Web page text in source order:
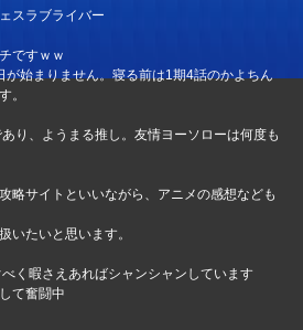
スラブライバー
ですｗｗ
が始まりません。寝る前は1期4話のかよちん
。
り、ようまる推し。友情ヨーソローは何度も
略サイトといいながら、アニメの感想なども
いたいと思います。
く暇さえあればシャンシャンしています
て奮闘中